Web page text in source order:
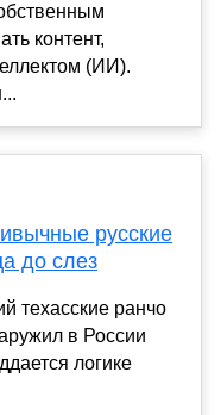
контент,
(ИИ).
русские
до слез
техасские ранчо
в России
логике